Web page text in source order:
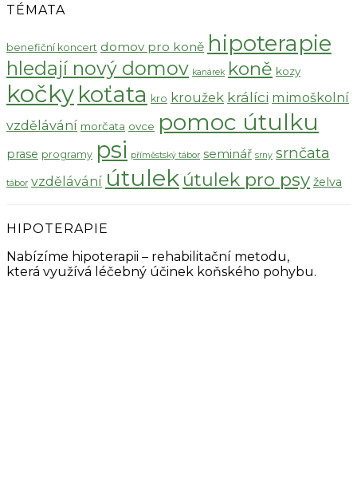
TÉMATA
benefiční koncert domov pro koně hipoterapie
hledají nový domov kanárek koně kozy
kočky koťata kro kroužek králíci mimoškolní
vzdělávání morčata ovce pomoc útulku
prase programy psi příměstský tábor seminář srny srnčata
tábor vzdělávání útulek útulek pro psy želva
HIPOTERAPIE
Nabízíme hipoterapii – rehabilitační metodu,
která využívá léčebný účinek koňského pohybu.